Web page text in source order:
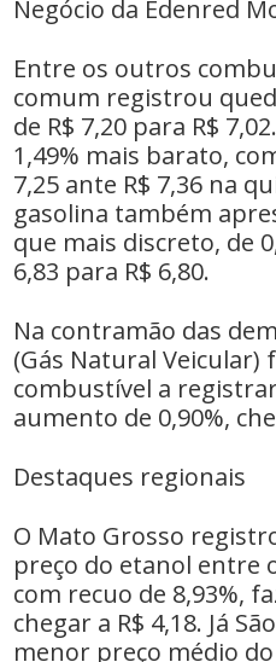
Negócio da Edenred
Entre os outros
comum registrou
de R$ 7,20 para R$
1,49% mais barato,
7,25 ante R$ 7,36 na
gasolina também
que mais discreto, de
6,83 para R$ 6,80.
Na contramão das
(Gás Natural Veicular)
combustível a
aumento de 0,90%,
Destaques regionais
O Mato Grosso
preço do etanol entre
com recuo de 8,93%,
chegar a R$ 4,18. Já
menor preço médio